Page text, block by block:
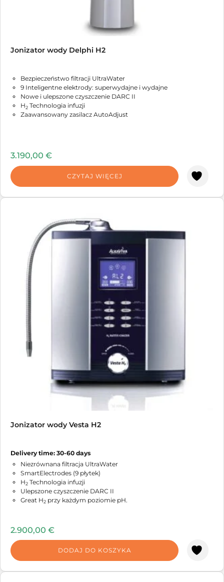
Jonizator wody Delphi H2
Bezpieczeństwo filtracji UltraWater
9 Inteligentne elektrody: superwydajne i wydajne
Nowe i ulepszone czyszczenie DARC II
H2 Technologia infuzji
Zaawansowany zasilacz AutoAdjust
3.190,00 €
CZYTAJ WIĘCEJ
Jonizator wody Vesta H2
Delivery time: 30-60 days
Niezrównana filtracja UltraWater
SmartElectrodes (9 płytek)
H2 Technologia infuzji
Ulepszone czyszczenie DARC II
Great H2 przy każdym poziomie pH.
2.900,00 €
DODAJ DO KOSZYKA